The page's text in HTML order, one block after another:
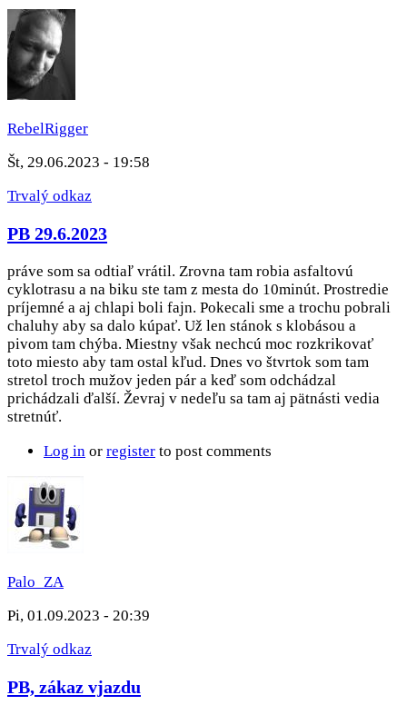
RebelRigger
Št, 29.06.2023 - 19:58
Trvalý odkaz
PB 29.6.2023
práve som sa odtiaľ vrátil. Zrovna tam robia asfaltovú
cyklotrasu a na biku ste tam z mesta do 10minút. Prostredie
príjemné a aj chlapi boli fajn. Pokecali sme a trochu pobrali
chaluhy aby sa dalo kúpať. Už len stánok s klobásou a
pivom tam chýba. Miestny však nechcú moc rozkrikovať
toto miesto aby tam ostal kľud. Dnes vo štvrtok som tam
stretol troch mužov jeden pár a keď som odchádzal
prichádzali ďalší. Ževraj v nedeľu sa tam aj pätnásti vedia
stretnúť.
Log in or register to post comments
Palo_ZA
Pi, 01.09.2023 - 20:39
Trvalý odkaz
PB, zákaz vjazdu